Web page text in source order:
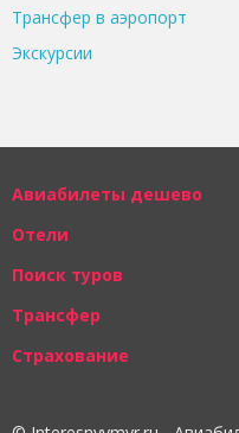
Трансфер в аэропорт
Экскурсии
Авиабилеты дешево
Отели
Поиск туров
Трансфер
Страхование